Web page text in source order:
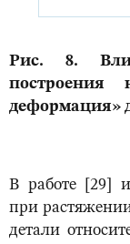
Рис. 8.
построения
деформация»
В работе [29]
при
детали